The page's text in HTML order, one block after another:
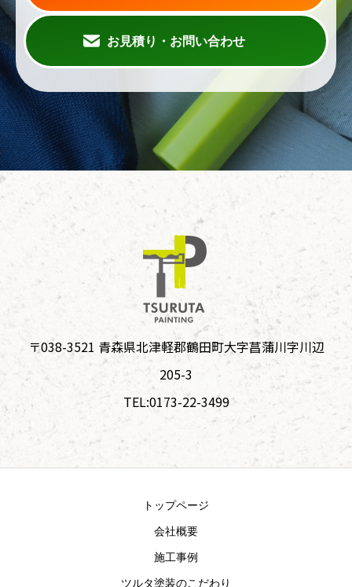
お見積り・お問い合わせ
〒038-3521 青森県北津軽郡鶴田町大字菖蒲川字川辺
205-3
TEL:0173-22-3499
トップページ
会社概要
施工事例
ツルタ塗装のこだわり